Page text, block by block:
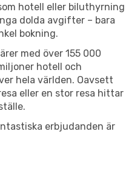
hotell eller biluthyrning
dolda avgifter – bara
bokning.
med över 155 000
hotell och
hela världen. Oavsett
eller en stor resa hittar
erbjudanden är